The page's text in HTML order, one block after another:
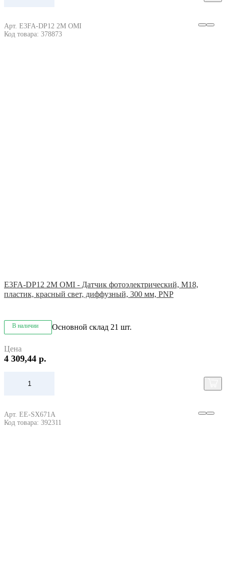
Арт. E3FA-DP12 2M OMI
Код товара: 378873
E3FA-DP12 2M OMI - Датчик фотоэлектрический, M18,
пластик, красный свет, диффузный, 300 мм, PNP
В наличии Основной склад 21 шт.
Цена
4 309,44 р.
Арт. EE-SX671A
Код товара: 392311